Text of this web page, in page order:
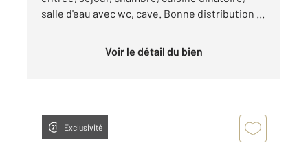
salle d'eau avec wc, cave. Bonne distribution ...
Voir le détail du bien
Exclusivité